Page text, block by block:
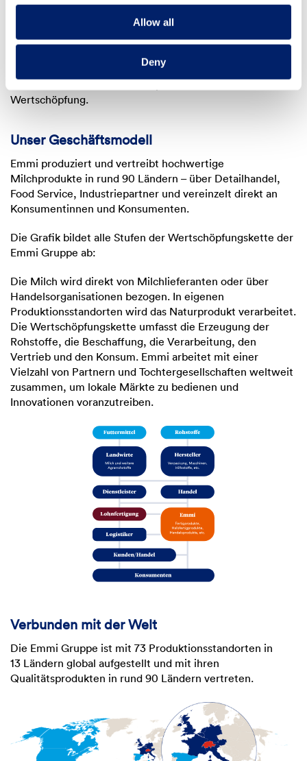
Allow all
Deny
unsere Anspruchsgruppen. Wir sind stolz darauf, täglich
Millionen von Menschen die besten Genussmomente mit
unseren Produkten zu bereiten. Unser solides
Geschäftsmodell basiert auf einem dezentralen Ansatz mit
Fokus auf Nähe zum Markt und zu Konsumentinnen und
Wertschöpfung.
Unser Geschäftsmodell
Emmi produziert und vertreibt hochwertige
Milchprodukte in rund 90 Ländern – über Detailhandel,
Food Service, Industriepartner und vereinzelt direkt an
Konsumentinnen und Konsumenten.
Die Grafik bildet alle Stufen der Wertschöpfungskette der
Emmi Gruppe ab:
Die Milch wird direkt von Milchlieferanten oder über
Handelsorganisationen bezogen. In eigenen
Produktionsstandorten wird das Naturprodukt verarbeitet.
Die Wertschöpfungskette umfasst die Erzeugung der
Rohstoffe, die Beschaffung, die Verarbeitung, den
Vertrieb und den Konsum. Emmi arbeitet mit einer
Vielzahl von Partnern und Tochtergesellschaften weltweit
zusammen, um lokale Märkte zu bedienen und
Innovationen voranzutreiben.
Verbunden mit der Welt
Die Emmi Gruppe ist mit 73 Produktionsstandorten in
13 Ländern global aufgestellt und mit ihren
Qualitätsprodukten in rund 90 Ländern vertreten.